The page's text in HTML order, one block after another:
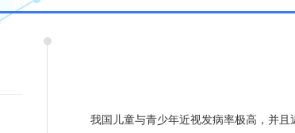
我国儿童与青少年近视发病率极高，并